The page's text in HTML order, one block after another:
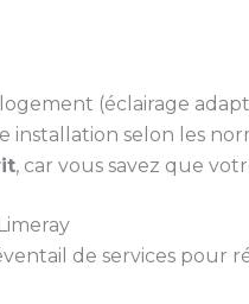
(éclairage
installation selon les
, car vous savez que
de services pour